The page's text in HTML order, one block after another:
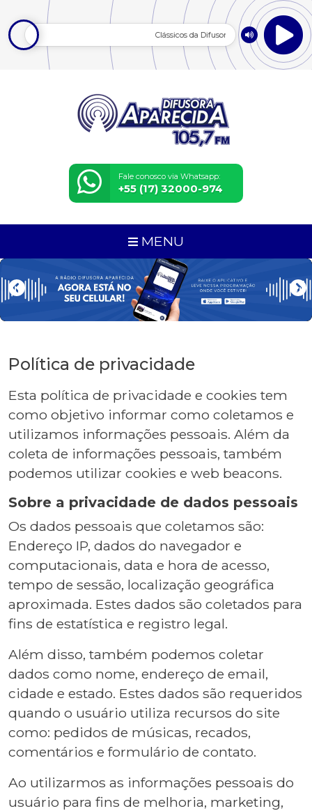
Clássicos da Difusora
Fale conosco via Whatsapp:
+55 (17) 32000-974
MENU
Política de privacidade
Esta política de privacidade e cookies tem
como objetivo informar como coletamos e
utilizamos informações pessoais. Além da
coleta de informações pessoais, também
podemos utilizar cookies e web beacons.
Sobre a privacidade de dados pessoais
Os dados pessoais que coletamos são:
Endereço IP, dados do navegador e
computacionais, data e hora de acesso,
tempo de sessão, localização geográfica
aproximada. Estes dados são coletados para
fins de estatística e registro legal.
Além disso, também podemos coletar
dados como nome, endereço de email,
cidade e estado. Estes dados são requeridos
quando o usuário utiliza recursos do site
como: pedidos de músicas, recados,
comentários e formulário de contato.
Ao utilizarmos as informações pessoais do
usuário para fins de melhoria, marketing,